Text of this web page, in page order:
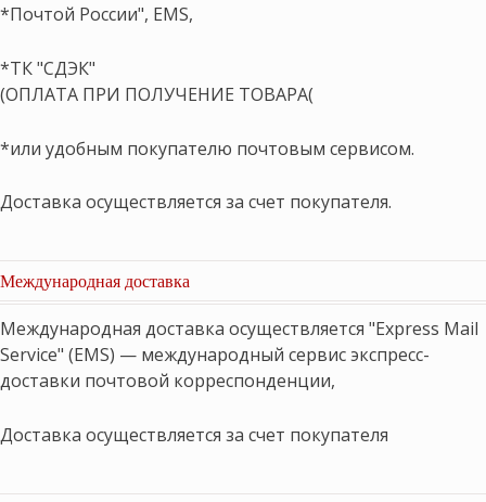
*Почтой России", EMS,
*ТК "СДЭК"
(ОПЛАТА ПРИ ПОЛУЧЕНИЕ ТОВАРА(
*или удобным покупателю почтовым сервисом.
Доставка осуществляется за счет покупателя.
Международная доставка
Международная доставка осуществляется "Express Mail
Service" (EMS) — международный сервис экспресс-
доставки почтовой корреспонденции,
Доставка осуществляется за счет покупателя